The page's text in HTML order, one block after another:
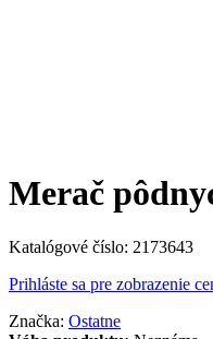
Merač
Katalógové číslo: 2173643
Prihláste sa pre zobrazenie
Značka: Ostatne